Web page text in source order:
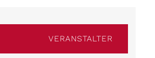
VERANSTALTER